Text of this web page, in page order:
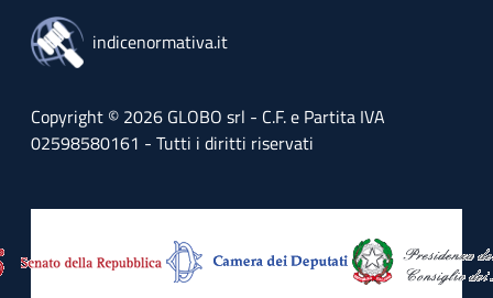
indicenormativa.it
Copyright © 2026 GLOBO srl - C.F. e Partita IVA
02598580161 - Tutti i diritti riservati